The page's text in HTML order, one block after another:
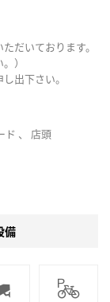
だいております。
）
出下さい。
ド 、 店頭
備